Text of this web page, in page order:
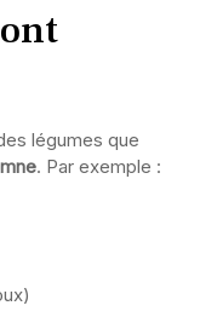
légumes que
. Par exemple :